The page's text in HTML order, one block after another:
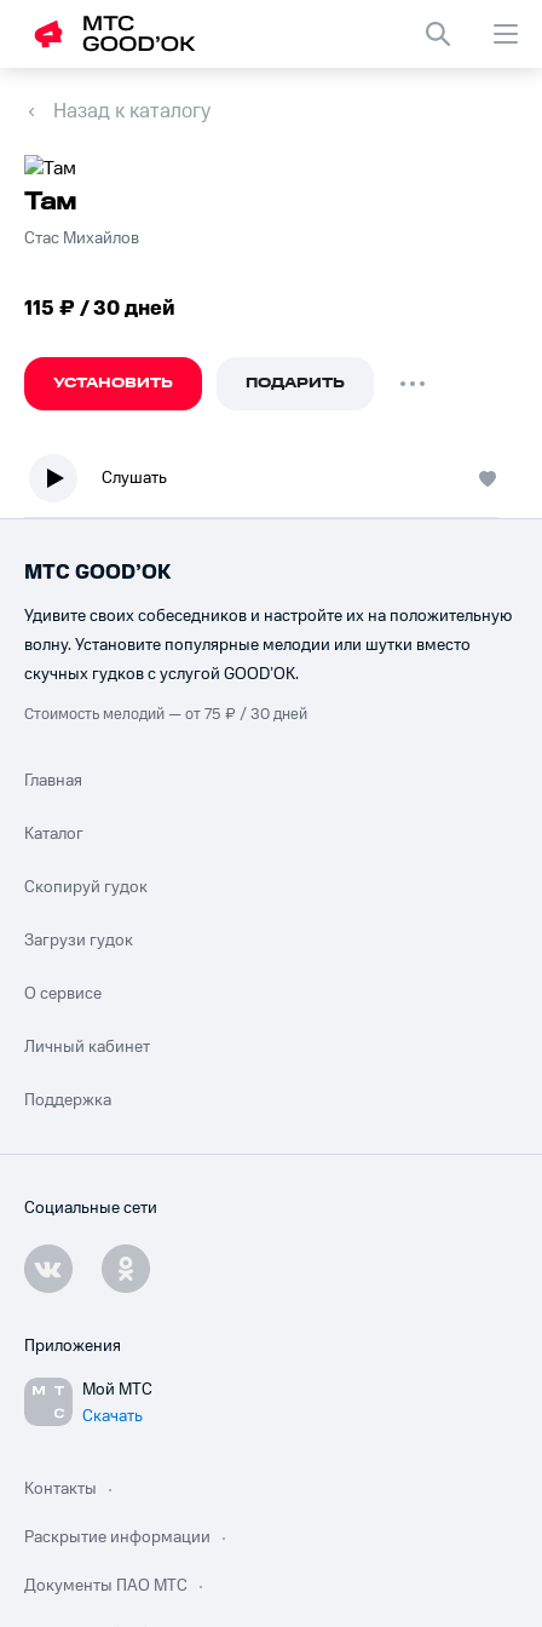
Назад к каталогу
Там
Стас Михайлов
115 ₽ / 30 дней
УСТАНОВИТЬ ПОДАРИТЬ
Слушать
МТС GOOD’OK
Удивите своих собеседников и настройте их на положительную
волну. Установите популярные мелодии или шутки вместо
скучных гудков с услугой GOOD’OK.
Стоимость мелодий — от 75 ₽ / 30 дней
Главная
Каталог
Скопируй гудок
Загрузи гудок
О сервисе
Личный кабинет
Поддержка
Социальные сети
Приложения
Мой МТС
Скачать
Контакты
Раскрытие информации
Документы ПАО МТС